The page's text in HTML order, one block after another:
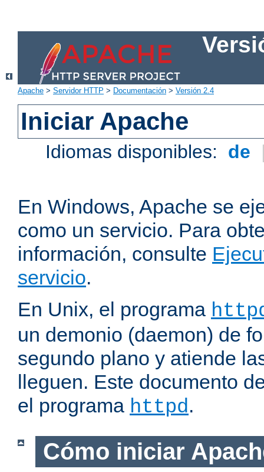
Apache > Servidor HTTP > Documentación > Versión 2.4
Iniciar Apache
Idiomas disponibles: de
En Windows, Apache se
como un servicio. Para
información, consulte
servicio.
En Unix, el programa
un demonio (daemon) de
segundo plano y atiende
lleguen. Este documento
el programa httpd.
Cómo iniciar